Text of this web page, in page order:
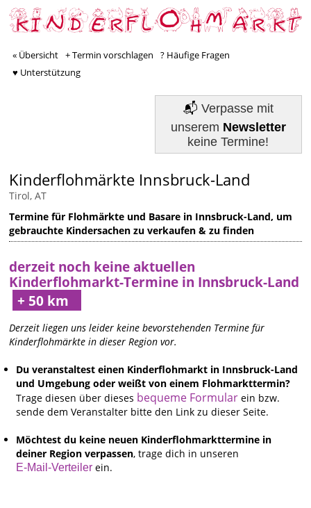
« Übersicht + Termin vorschlagen
? Häufige Fragen
♥ Unterstützung
📬 Verpasse mit
unserem Newsletter
keine Termine!
Kinderflohmärkte Innsbruck-Land
Tirol, AT
Termine für Flohmärkte und Basare in Innsbruck-Land, um
gebrauchte Kindersachen zu verkaufen & zu finden
derzeit noch keine aktuellen
Kinderflohmarkt-Termine in Innsbruck-Land
Derzeit liegen uns leider keine bevorstehenden Termine für
Kinderflohmärkte in dieser Region vor.
Du veranstaltest einen Kinderflohmarkt in Innsbruck-Land
und Umgebung oder weißt von einem Flohmarkttermin?
Trage diesen über dieses bequeme Formular ein bzw.
sende dem Veranstalter bitte den Link zu dieser Seite.
Möchtest du keine neuen Kinderflohmarkttermine in
deiner Region verpassen, trage dich in unseren
E-Mail-Verteiler ein.